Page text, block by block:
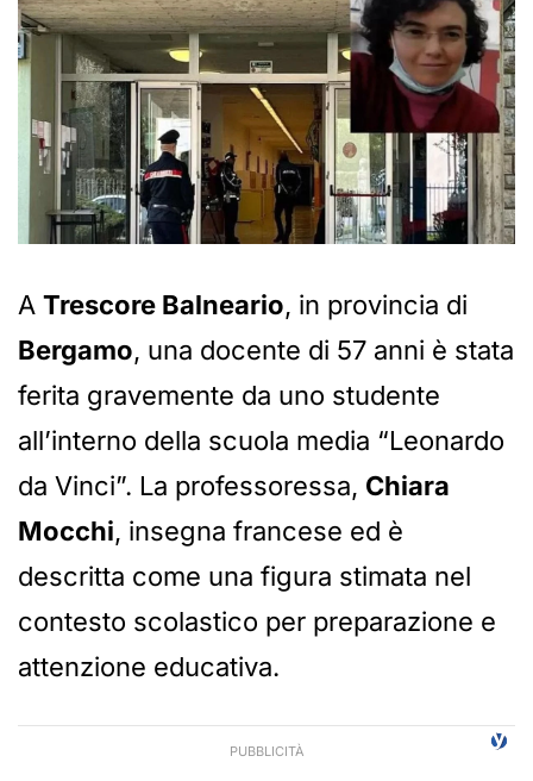
A Trescore Balneario, in provincia di
Bergamo, una docente di 57 anni è stata
ferita gravemente da uno studente
all’interno della scuola media “Leonardo
da Vinci”. La professoressa, Chiara
Mocchi, insegna francese ed è
descritta come una figura stimata nel
contesto scolastico per preparazione e
attenzione educativa.